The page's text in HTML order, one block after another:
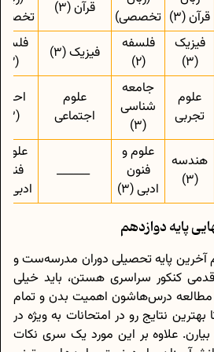
قرآن (3)
تخصصی)
قرآن (3)
فیزیک
(3)
فلسفه
(2)
فیزیک (3)
(2)
علوم
تجربی
جامعه
شناسی
(3)
علوم
اجتماعی
(3)
هندسه
(3)
علوم و
فنون
ادبی (3)
______
علوم
فنون
ادبی (3)
پایه دوازدهم
آخرین پایه تحصیلی دوران مدرسه‌ست و
کنکور سراسری هستن، باید خیلی
مطالعه درس‌هاشون اهمیت بدن و تمام
نتایج رو در امتحانات به ویژه در
علاوه بر این مورد یک سری نکات